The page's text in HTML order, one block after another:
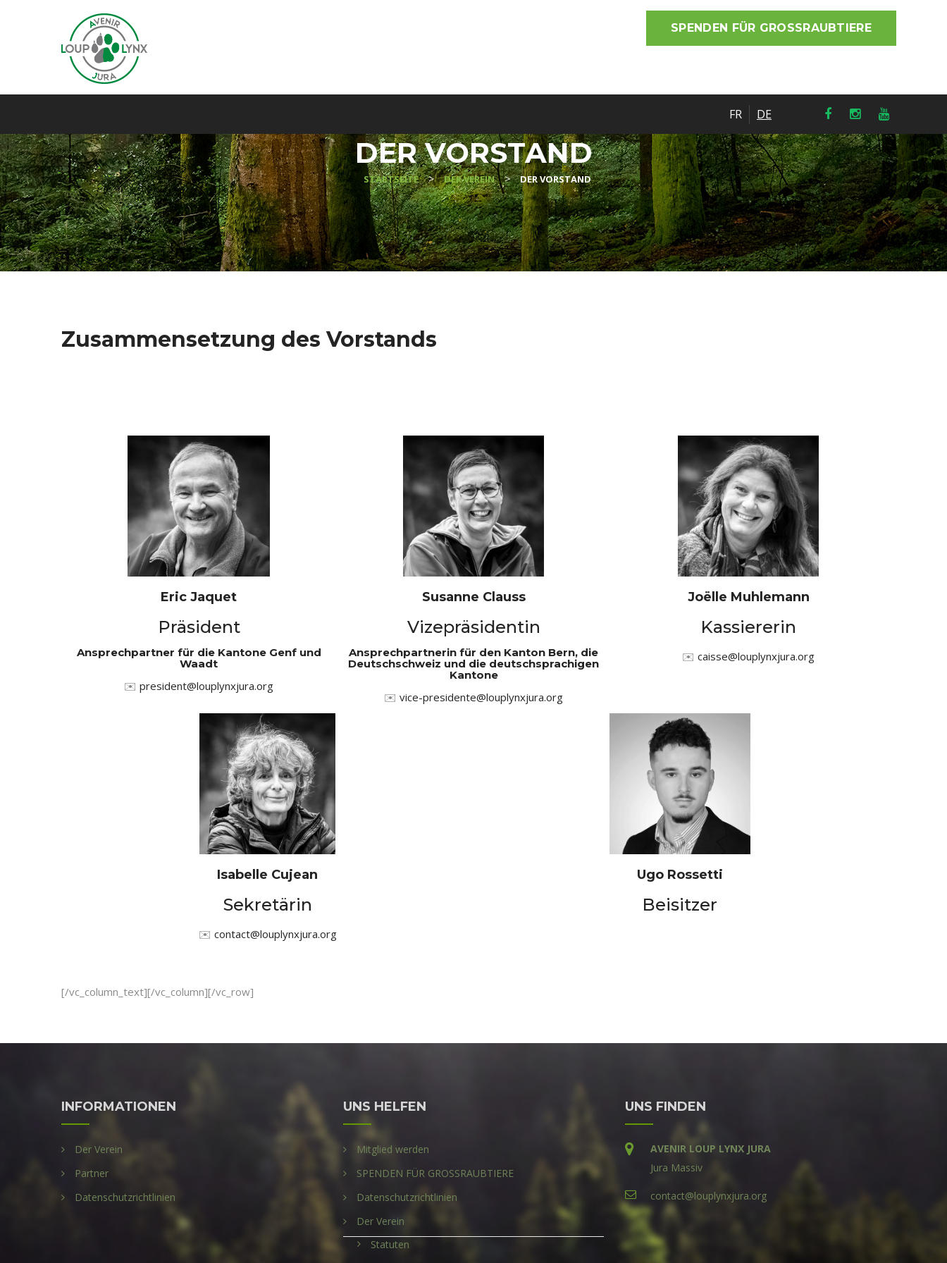
SPENDEN FÜR GROSSRAUBTIERE
FR DE
DER VORSTAND
STARTSEITE > DER VEREIN > DER VORSTAND
Zusammensetzung des Vorstands
Eric Jaquet
Präsident
Ansprechpartner für die Kantone Genf und
Waadt
✉️ president@louplynxjura.org
Susanne Clauss
Vizepräsidentin
Ansprechpartnerin für den Kanton Bern, die
Deutschschweiz und die deutschsprachigen
Kantone​
✉️ vice-presidente@louplynxjura.org
Joëlle Muhlemann
Kassiererin
✉️ caisse@louplynxjura.org
Isabelle Cujean
Sekretärin
✉️ contact@louplynxjura.org
Ugo Rossetti
Beisitzer
[/vc_column_text][/vc_column][/vc_row]
INFORMATIONEN
Der Verein
Partner
Datenschutzrichtlinien
UNS HELFEN
Mitglied werden
SPENDEN FÜR GROSSRAUBTIERE
Datenschutzrichtlinien
Der Verein
Statuten
UNS FINDEN
AVENIR LOUP LYNX JURA
Jura Massiv
contact@louplynxjura.org